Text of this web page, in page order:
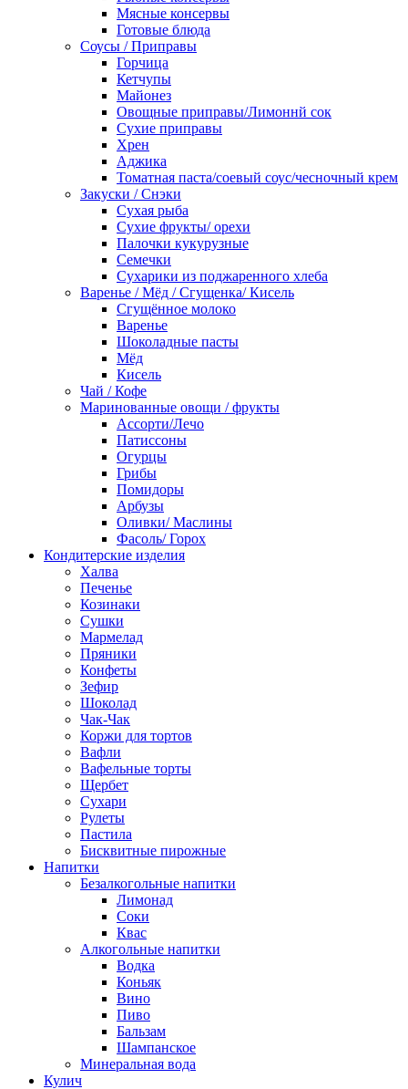
Мясные консервы
Готовые блюда
Соусы / Приправы
Горчица
Кетчупы
Майонез
Овощные приправы/Лимоннй сок
Сухие приправы
Хрен
Аджика
Томатная паста/соевый соус/чесночный крем
Закуски / Снэки
Сухая рыба
Сухие фрукты/ орехи
Палочки кукурузные
Семечки
Сухарики из поджаренного хлеба
Варенье / Мёд / Сгущенка/ Кисель
Сгущённое молоко
Варенье
Шоколадные пасты
Мёд
Кисель
Чай / Кофе
Маринованные овощи / фрукты
Ассорти/Лечо
Патиссоны
Огурцы
Грибы
Помидоры
Арбузы
Оливки/ Маслины
Фасоль/ Горох
Кондитерские изделия
Халва
Печенье
Козинаки
Сушки
Мармелад
Пряники
Конфеты
Зефир
Шоколад
Чак-Чак
Коржи для тортов
Вафли
Вафельные торты
Щербет
Сухари
Рулеты
Пастила
Бисквитные пирожные
Напитки
Безалкогольные напитки
Лимонад
Соки
Квас
Алкогольные напитки
Водка
Коньяк
Вино
Пиво
Бальзам
Шампанское
Минеральная вода
Кулич